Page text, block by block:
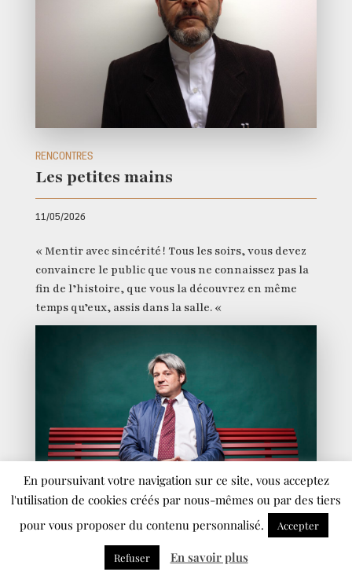
RENCONTRES
Les petites mains
11/05/2026
« Mentir avec sincérité ! Tous les soirs, vous devez
convaincre le public que vous ne connaissez pas la
fin de l’histoire, que vous la découvrez en même
temps qu’eux, assis dans la salle. «
Vincent Rime, doux équilibre
En poursuivant votre navigation sur ce site, vous acceptez
l'utilisation de cookies créés par nous-mêmes ou par des tiers
pour vous proposer du contenu personnalisé.
Accepter
Refuser En savoir plus